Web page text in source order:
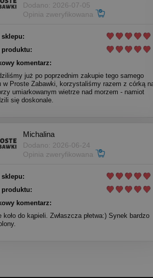
Dodano: 2026-07-05
Opinia zweryfikowana
sklepu:
produktu:
komentarz:
już po poprzednim zakupie tego samego
w Proste Zabawki, korzystaliśmy razem z córką
umiarkowanym wietrze nad morzem - namiot
się doskonale.
Michalina
Dodano: 2026-06-24
Opinia zweryfikowana
sklepu:
produktu:
komentarz:
koło do kąpieli. Zwłaszcza płetwa:) Synek bardzo